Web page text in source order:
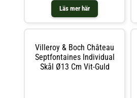
Läs mer här
Villeroy & Boch Château
Septfontaines Individual
Skål Ø13 Cm Vit-Guld